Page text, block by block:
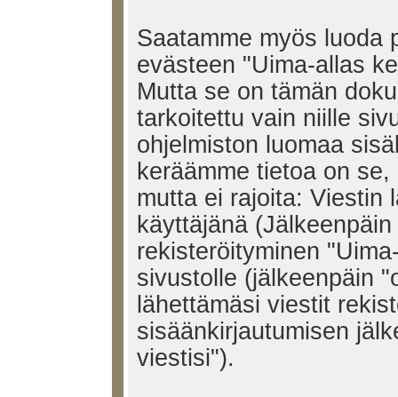
Saatamme myös luoda
evästeen "Uima-allas
Mutta se on tämän
tarkoitettu vain niille
ohjelmiston luomaa
keräämme tietoa on
mutta ei rajoita: Viestin
käyttäjänä
rekisteröityminen
sivustolle (jälkeenpäin
lähettämäsi viestit
sisäänkirjautumisen
viestisi").